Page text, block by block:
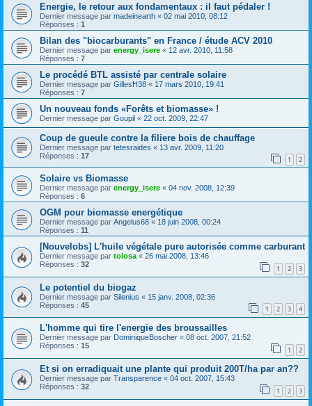
Energie, le retour aux fondamentaux : il faut pédaler !
Dernier message par madeinearth « 02 mai 2010, 08:12
Réponses : 1
Bilan des "biocarburants" en France / étude ACV 2010
Dernier message par energy_isere « 12 avr. 2010, 11:58
Réponses : 7
Le procédé BTL assisté par centrale solaire
Dernier message par GillesH38 « 17 mars 2010, 19:41
Réponses : 7
Un nouveau fonds «Forêts et biomasse» !
Dernier message par Goupil « 22 oct. 2009, 22:47
Coup de gueule contre la filiere bois de chauffage
Dernier message par tetesraides « 13 avr. 2009, 11:20
Réponses : 17 1 2
Solaire vs Biomasse
Dernier message par energy_isere « 04 nov. 2008, 12:39
Réponses : 6
OGM pour biomasse energétique
Dernier message par Angelus68 « 18 juin 2008, 00:24
Réponses : 11
[Nouvelobs] L'huile végétale pure autorisée comme carburant
Dernier message par tolosa « 26 mai 2008, 13:46
Réponses : 32 1 2 3
Le potentiel du biogaz
Dernier message par Silenius « 15 janv. 2008, 02:36
Réponses : 45 1 2 3 4
L'homme qui tire l'energie des broussailles
Dernier message par DominiqueBoscher « 08 oct. 2007, 21:52
Réponses : 15 1 2
Et si on erradiquait une plante qui produit 200T/ha par an??
Dernier message par Transparence « 04 oct. 2007, 15:43
Réponses : 32 1 2 3